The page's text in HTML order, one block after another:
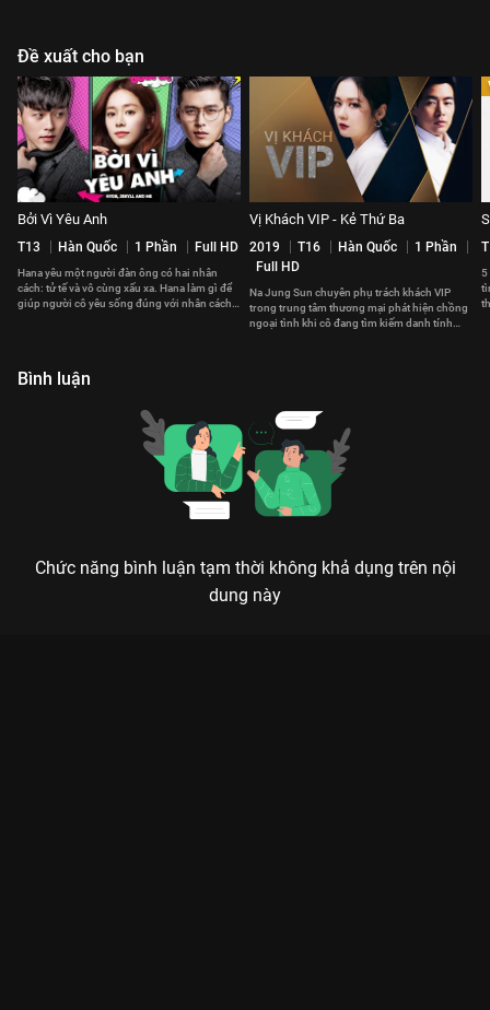
Đề xuất cho bạn
Bởi Vì Yêu Anh
T13 Hàn Quốc 1 Phần Full HD
Hana yêu một người đàn ông có hai nhân
cách: tử tế và vô cùng xấu xa. Hana làm gì để
giúp người cô yêu sống đúng với nhân cách
Vị Khách VIP - Kẻ Thứ Ba
2019 T16 Hàn Quốc
1 Phần
Full HD
Na Jung Sun chuyên phụ trách khách VIP
trong trung tâm thương mại phát hiện chồng
ngoại tình khi cô đang tìm kiếm danh tính
5
Bình luận
Chức năng bình luận tạm thời không khả dụng trên nội
dung này